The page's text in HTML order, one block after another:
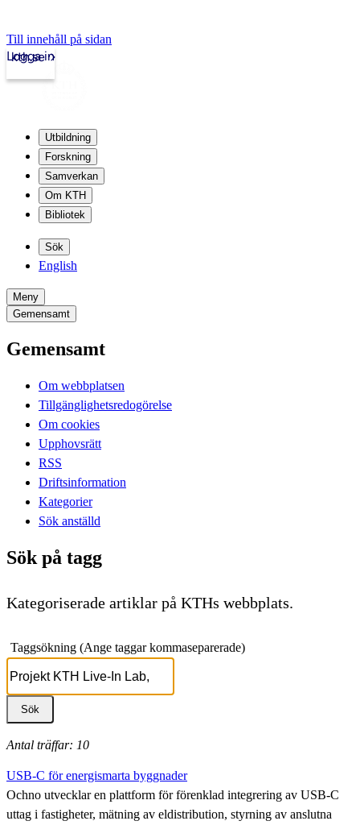
Till innehåll på sidan
kth.se
Logga in
Utbildning
Forskning
Samverkan
Om KTH
Bibliotek
Sök
English
Meny
Gemensamt
Gemensamt
Om webbplatsen
Tillgänglighetsredogörelse
Om cookies
Upphovsrätt
RSS
Driftsinformation
Kategorier
Sök anställd
Sök på tagg
Kategoriserade artiklar på KTHs webbplats.
Taggsökning (Ange taggar kommaseparerade)
Antal träffar: 10
USB-C för energismarta byggnader
Ochno utvecklar en plattform för förenklad integrering av USB-C
uttag i fastigheter, mätning av eldistribution, styrning av anslutna